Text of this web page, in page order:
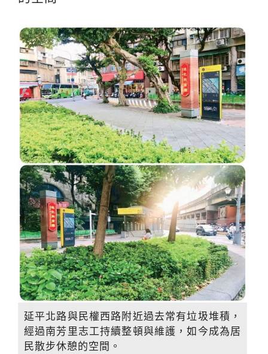
延平北路與民權西路附近過去常有垃圾堆積，
經過南芳里志工持續整頓與維護，如今成為居
民散步休憩的空間。